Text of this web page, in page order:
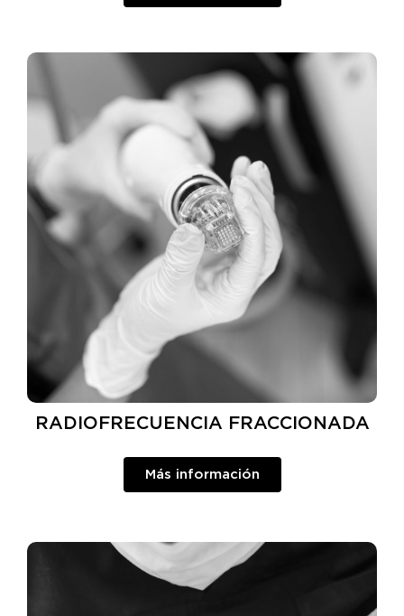
RADIOFRECUENCIA FRACCIONADA
Más información